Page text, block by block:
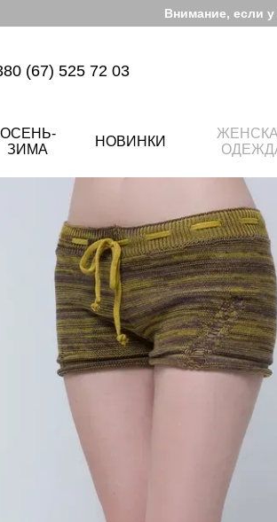
Внимание, если
(67) 525 72 03
ОСЕНЬ-
ЗИМА
НОВИНКИ